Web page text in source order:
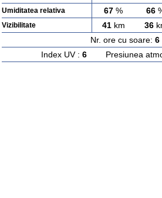
Umiditatea relativa 67 % 66
Vizibilitate 41km 36
Nr. ore cu soare: 6
Index UV : 6 Presiunea